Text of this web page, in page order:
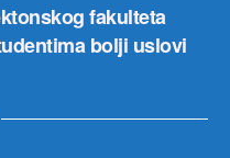
fakulteta
bolji uslovi